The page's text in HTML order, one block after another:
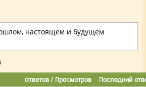
настоящем и будущем
Ответов / Просмотров Последний